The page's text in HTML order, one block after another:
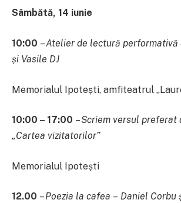
Sâmbătă, 14 iunie
10:00 –Atelier de lectură performativă
și Vasile DJ
Memorialul Ipotești, amfiteatrul
10:00 – 17:00 –Scriem versul preferat
„Cartea vizitatorilor”
Memorialul Ipotești
12.00 –Poezia la cafea – Daniel Corbu